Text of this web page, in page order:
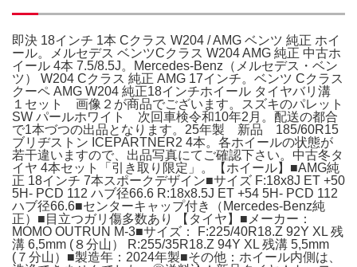
即決 18インチ 1本 Cクラス W204 / AMG ベンツ 純正 ホイ
ール。メルセデス ベンツCクラス W204 AMG 純正 中古ホ
イール 4本 7.5/8.5J。Mercedes-Benz（メルセデス・ベン
ツ） W204 Cクラス 純正 AMG 17インチ。ベンツ Cクラス
クーペ AMG W204 純正18インチホイール タイヤバリ溝
１セット 画像２が商品でございます。スズキのパレット
SW パールホワイト 次回車検令和10年2月。配送の都合
で1本づつの出品となります。25年製 新品 185/60R15
ブリヂストン ICEPARTNER2 4本。各ホイールの状態が
若干違いますので、出品写真にてご確認下さい。中古冬タ
イヤ 4本セット「引き取り限定」。【ホイール】■AMG純
正 18インチ 7本スポークデザイン■サイズ F:18x8J ET +50
5H- PCD 112 ハブ径66.6 R:18x8.5J ET +54 5H- PCD 112
ハブ径66.6■センターキャップ付き（Mercedes-Benz純
正）■目立つガリ傷多数あり 【タイヤ】■メーカー：
MOMO OUTRUN M-3■サイズ： F:225/40R18.Z 92Y XL 残
溝 6,5mm (８分山） R:255/35R18.Z 94Y XL 残溝 5,5mm
(７分山）■製造年：2024年製■その他：ホイール内側は、